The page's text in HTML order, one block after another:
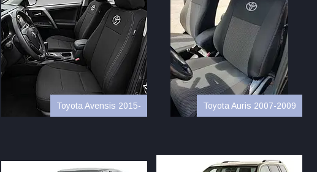
Toyota Avensis 2015- Toyota Auris 2007-2009